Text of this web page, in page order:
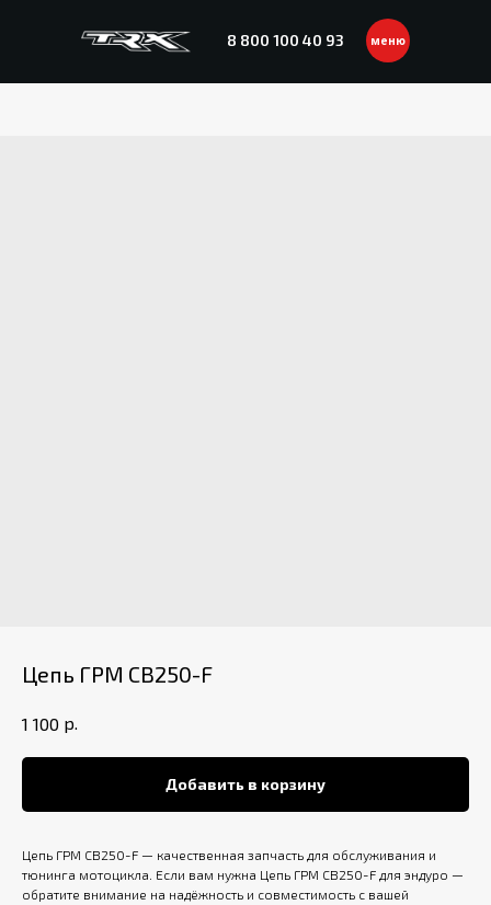
8 800 100 40 93 меню
Цепь ГРМ CB250-F
1 100 р.
Добавить в корзину
Цепь ГРМ CB250-F — качественная запчасть для обслуживания и
тюнинга мотоцикла. Если вам нужна Цепь ГРМ CB250-F для эндуро —
обратите внимание на надёжность и совместимость с вашей